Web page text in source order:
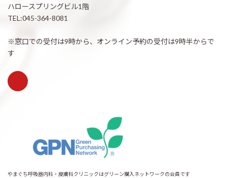
ハロースプリングビル1階
TEL:045-364-8081
※窓口での受付は9時から、オンライン予約の受付は9時半からで
す
やまぐち呼吸器内科・皮膚科クリニックはグリーン購入ネットワークの会員です